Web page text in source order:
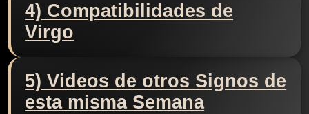
4) Compatibilidades de
Virgo
5) Videos de otros Signos de
esta misma Semana